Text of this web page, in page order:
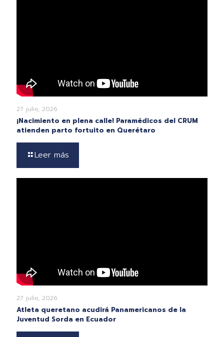
27 julio, 2026
¡Nacimiento en plena calle! Paramédicos del CRUM
atienden parto fortuito en Querétaro
Leer más
27 julio, 2026
Atleta queretano acudirá Panamericanos de la
Juventud Sorda en Ecuador